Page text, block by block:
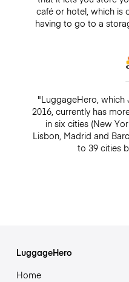
café or hotel, which is
having to go to a
"LuggageHero, which
2016, currently has
in six cities (New
Lisbon, Madrid and
to 39 cities
LuggageHero
Home